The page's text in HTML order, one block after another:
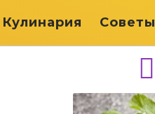
Кулинария Советы